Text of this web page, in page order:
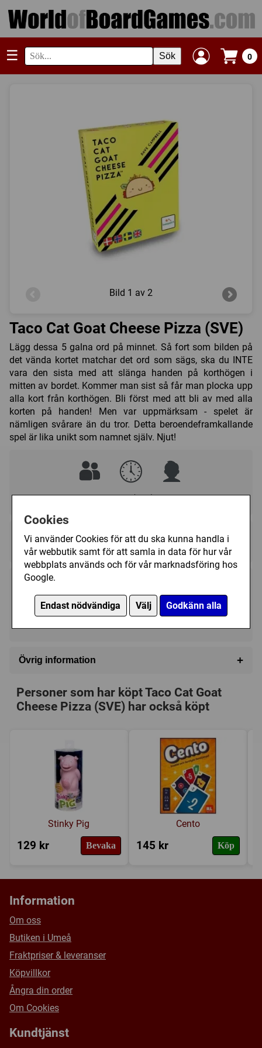
Cookies
Vi använder Cookies för att du ska kunna handla i
vår webbutik samt för att samla in data för hur vår
webbplats används och för vår marknadsföring hos
Google.
Endast nödvändiga Välj Godkänn alla
☰ Sök 0
Bild 1 av 2
Taco Cat Goat Cheese Pizza (SVE)
Lägg dessa 5 galna ord på minnet. Så fort som bilden på
det vända kortet matchar det ord som sägs, ska du INTE
vara den sista med att slänga handen på korthögen i
mitten av bordet. Kommer man sist så får man plocka upp
alla kort från korthögen. Bli först med att bli av med alla
korten på handen! Men var uppmärksam - spelet är
nämligen svårare än du tror. Detta beroendeframkallande
spel är lika unikt som namnet själv. Njut!
2 - 8 30 - 0 (min) 8+
Regelspråk:
★★★★★★★★★★
★★★★★★★★★★
175 kr Köp
Övrig information +
Kategori: Realtid,Mönster (Se / Göra)
Lautapelit
Försälj. rank:481/18137
Personer som har köpt Taco Cat Goat
Cheese Pizza (SVE) har också köpt
Stinky Pig
129 kr Bevaka
Cento
145 kr Köp
Information
Om oss
Butiken i Umeå
Fraktpriser & leveranser
Köpvillkor
Ångra din order
Om Cookies
Kundtjänst